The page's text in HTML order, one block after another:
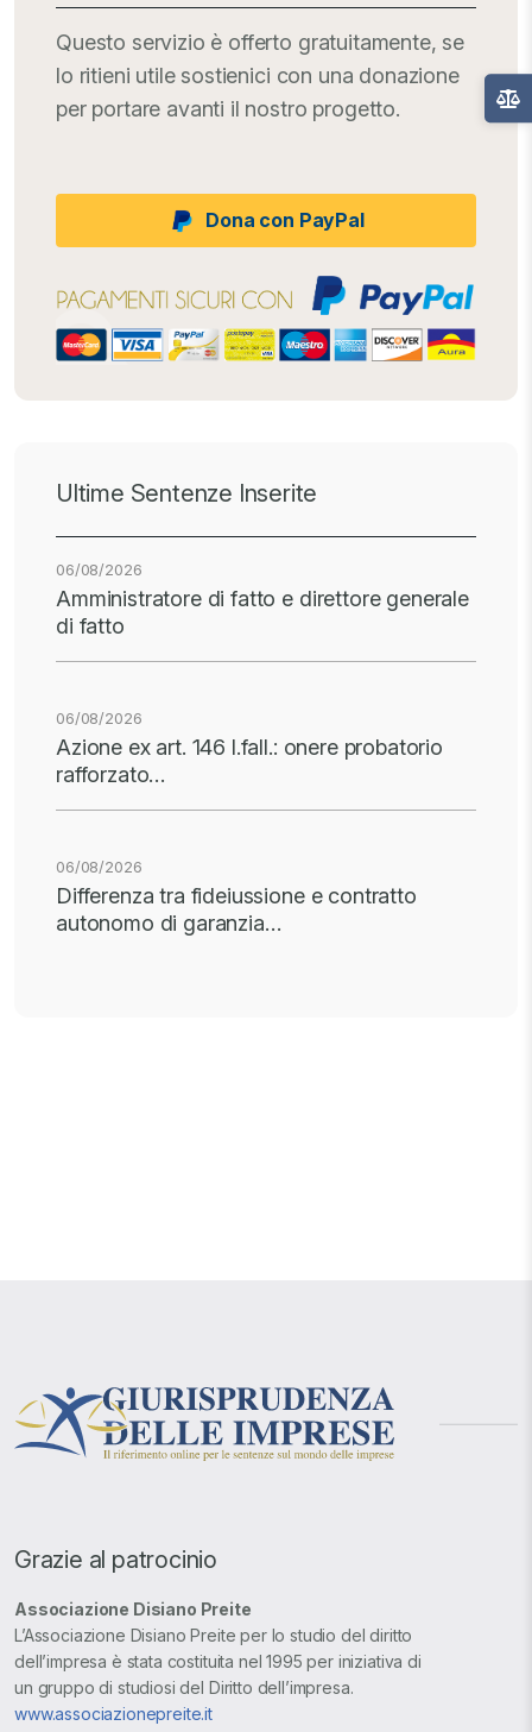
Questo servizio è offerto gratuitamente, se
lo ritieni utile sostienici con una donazione
per portare avanti il nostro progetto.
Dona con PayPal
Ultime Sentenze Inserite
06/08/2026
Amministratore di fatto e direttore generale
di fatto
06/08/2026
Azione ex art. 146 l.fall.: onere probatorio
rafforzato…
06/08/2026
Differenza tra fideiussione e contratto
autonomo di garanzia…
Grazie al patrocinio
Associazione Disiano Preite
L’Associazione Disiano Preite per lo studio del diritto
dell’impresa è stata costituita nel 1995 per iniziativa di
un gruppo di studiosi del Diritto dell’impresa.
www.associazionepreite.it